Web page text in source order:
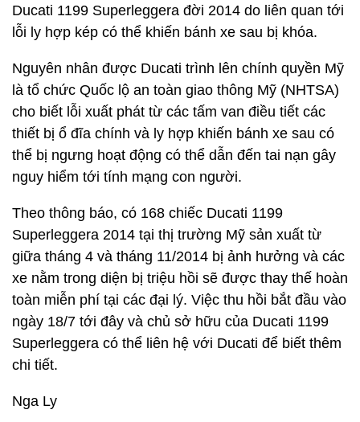
Ducati 1199 Superleggera đời 2014 do liên quan tới
lỗi ly hợp kép có thể khiến bánh xe sau bị khóa.
Nguyên nhân được Ducati trình lên chính quyền Mỹ
là tổ chức Quốc lộ an toàn giao thông Mỹ (NHTSA)
cho biết lỗi xuất phát từ các tấm van điều tiết các
thiết bị ổ đĩa chính và ly hợp khiến bánh xe sau có
thể bị ngưng hoạt động có thể dẫn đến tai nạn gây
nguy hiểm tới tính mạng con người.
Theo thông báo, có 168 chiếc Ducati 1199
Superleggera 2014 tại thị trường Mỹ sản xuất từ
giữa tháng 4 và tháng 11/2014 bị ảnh hưởng và các
xe nằm trong diện bị triệu hồi sẽ được thay thế hoàn
toàn miễn phí tại các đại lý. Việc thu hồi bắt đầu vào
ngày 18/7 tới đây và chủ sở hữu của Ducati 1199
Superleggera có thể liên hệ với Ducati để biết thêm
chi tiết.
Nga Ly